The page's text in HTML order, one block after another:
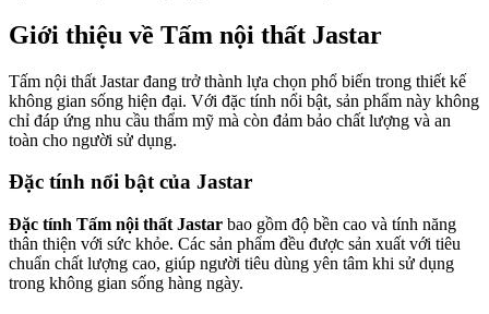
Giới thiệu về Tấm nội thất Jastar
Tấm nội thất Jastar đang trở thành lựa chọn phổ biến trong thiết kế
không gian sống hiện đại. Với đặc tính nổi bật, sản phẩm này không
chỉ đáp ứng nhu cầu thẩm mỹ mà còn đảm bảo chất lượng và an
toàn cho người sử dụng.
Đặc tính nổi bật của Jastar
Đặc tính Tấm nội thất Jastar bao gồm độ bền cao và tính năng
thân thiện với sức khỏe. Các sản phẩm đều được sản xuất với tiêu
chuẩn chất lượng cao, giúp người tiêu dùng yên tâm khi sử dụng
trong không gian sống hàng ngày.